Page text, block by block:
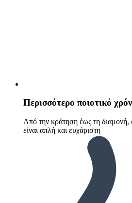
Περισσότερο ποιοτικό
Από την κράτηση έως τη διαμονή,
είναι απλή και ευχάριστη